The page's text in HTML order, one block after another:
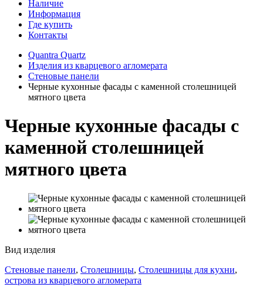
Наличие
Информация
Где купить
Контакты
Quantra Quartz
Изделия из кварцевого агломерата
Стеновые панели
Черные кухонные фасады с каменной столешницей
мятного цвета
Черные кухонные фасады с
каменной столешницей
мятного цвета
Вид изделия
Стеновые панели, Столешницы, Столешницы для кухни,
острова из кварцевого агломерата